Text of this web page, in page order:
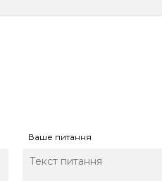
Ваше питання